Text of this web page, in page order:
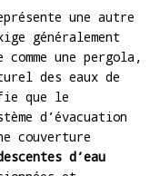
une autre
généralement
une pergola,
des eaux de
que le
d’évacuation
couverture
d’eau